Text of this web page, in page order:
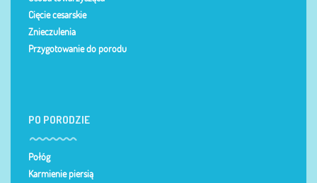
Cięcie cesarskie
Znieczulenia
Przygotowanie do porodu
PO PORODZIE
Połóg
Karmienie piersią